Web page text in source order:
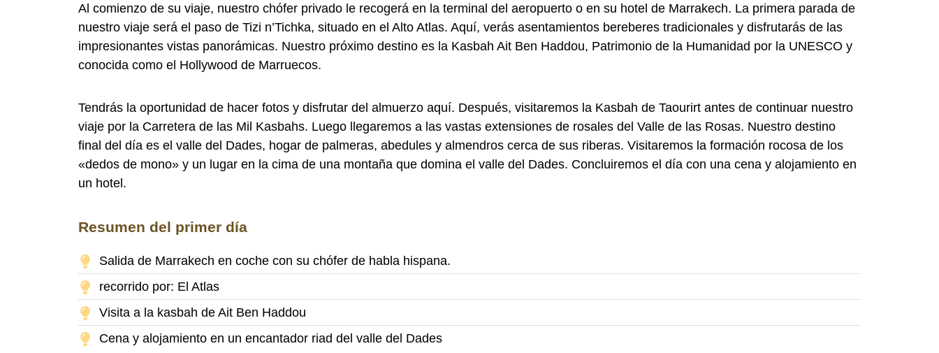
Al comienzo de su viaje, nuestro chófer privado le recogerá en la terminal del aeropuerto o en su hotel de Marrakech. La primera parada de
nuestro viaje será el paso de Tizi n’Tichka, situado en el Alto Atlas. Aquí, verás asentamientos bereberes tradicionales y disfrutarás de las
impresionantes vistas panorámicas. Nuestro próximo destino es la Kasbah Ait Ben Haddou, Patrimonio de la Humanidad por la UNESCO y
conocida como el Hollywood de Marruecos.
Tendrás la oportunidad de hacer fotos y disfrutar del almuerzo aquí. Después, visitaremos la Kasbah de Taourirt antes de continuar nuestro
viaje por la Carretera de las Mil Kasbahs. Luego llegaremos a las vastas extensiones de rosales del Valle de las Rosas. Nuestro destino
final del día es el valle del Dades, hogar de palmeras, abedules y almendros cerca de sus riberas. Visitaremos la formación rocosa de los
«dedos de mono» y un lugar en la cima de una montaña que domina el valle del Dades. Concluiremos el día con una cena y alojamiento en
un hotel.
Resumen del primer día
Salida de Marrakech en coche con su chófer de habla hispana.
recorrido por: El Atlas
Visita a la kasbah de Ait Ben Haddou
Cena y alojamiento en un encantador riad del valle del Dades